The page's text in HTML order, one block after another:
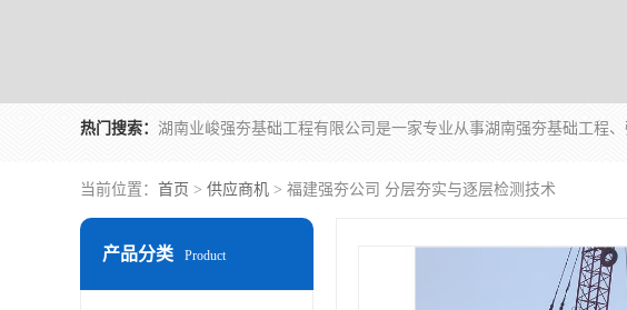
热门搜索：
当前位置： 首页 > 供应商机 > 福建强夯公司 分层夯实与逐层检测技术
产品分类 Product